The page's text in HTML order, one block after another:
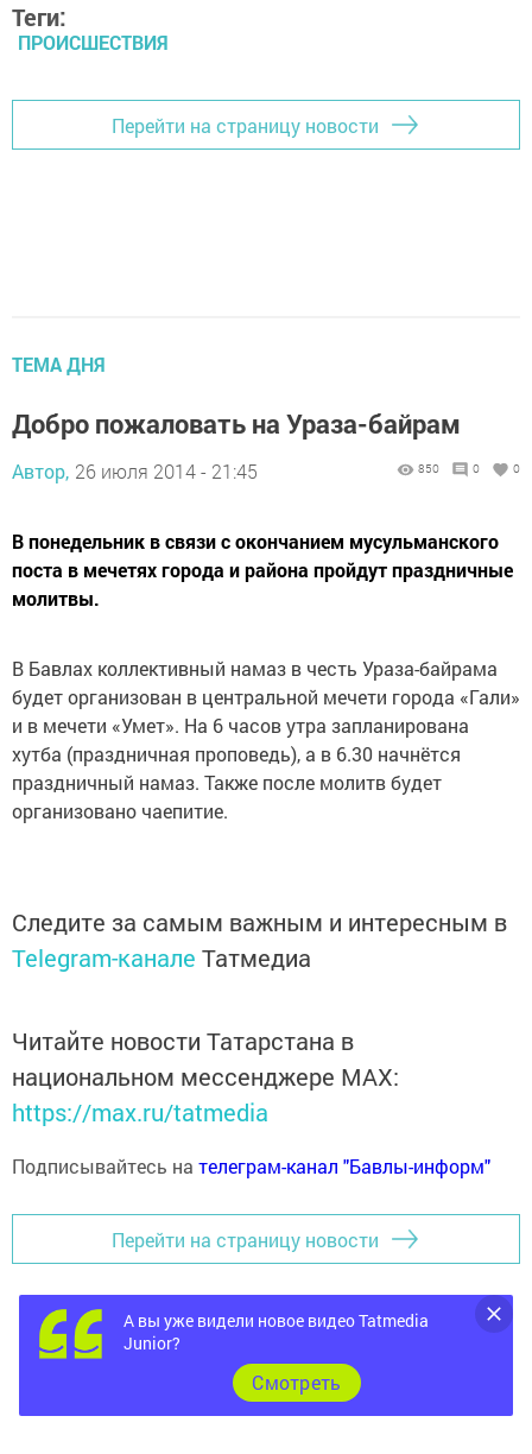
Теги:
ПРОИСШЕСТВИЯ
Перейти на страницу новости
ТЕМА ДНЯ
Добро пожаловать на Ураза-байрам
Автор, 26 июля 2014 - 21:45 850 0 0
В понедельник в связи с окончанием мусульманского
поста в мечетях города и района пройдут праздничные
молитвы.
В Бавлах коллективный намаз в честь Ураза-байрама
будет организован в центральной мечети города «Гали»
и в мечети «Умет». На 6 часов утра запланирована
хутба (праздничная проповедь), а в 6.30 начнётся
праздничный намаз. Также после молитв будет
организовано чаепитие.
Следите за самым важным и интересным в
Telegram-канале Татмедиа
Читайте новости Татарстана в
национальном мессенджере MАХ:
https://max.ru/tatmedia
Подписывайтесь на телеграм-канал "Бавлы-информ"
Перейти на страницу новости
А вы уже видели новое видео Tatmedia
Junior?
Cмотреть